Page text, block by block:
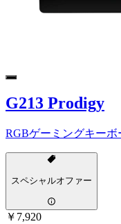
G213 Prodigy
RGBゲーミングキーボ
スペシャルオファー
￥7,920